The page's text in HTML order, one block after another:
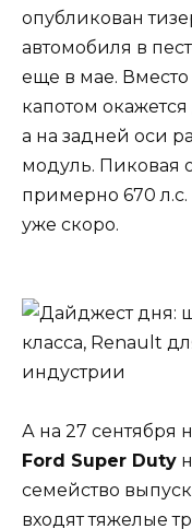
опубликован
автомобиля в
еще в мае.
капотом
а на задней оси
модуль. Пиковая
примерно 670
уже скоро.
А на 27 сентября
Ford Super Duty
семейство
входят тяжелые